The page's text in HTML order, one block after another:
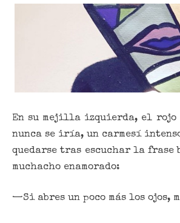
En su mejilla izquierda, el rojo
nunca se iría, un carmesí
quedarse tras escuchar la frase
muchacho enamorado:
—Si abres un poco más los ojos,